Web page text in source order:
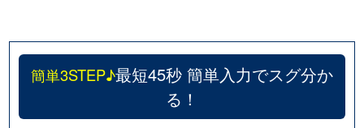
簡単3STEP♪最短45秒 簡単入力でスグ分か
る！